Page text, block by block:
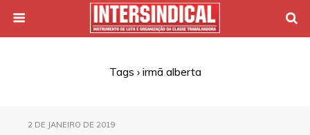
Tags › irmã alberta
2 DE JANEIRO DE 2019